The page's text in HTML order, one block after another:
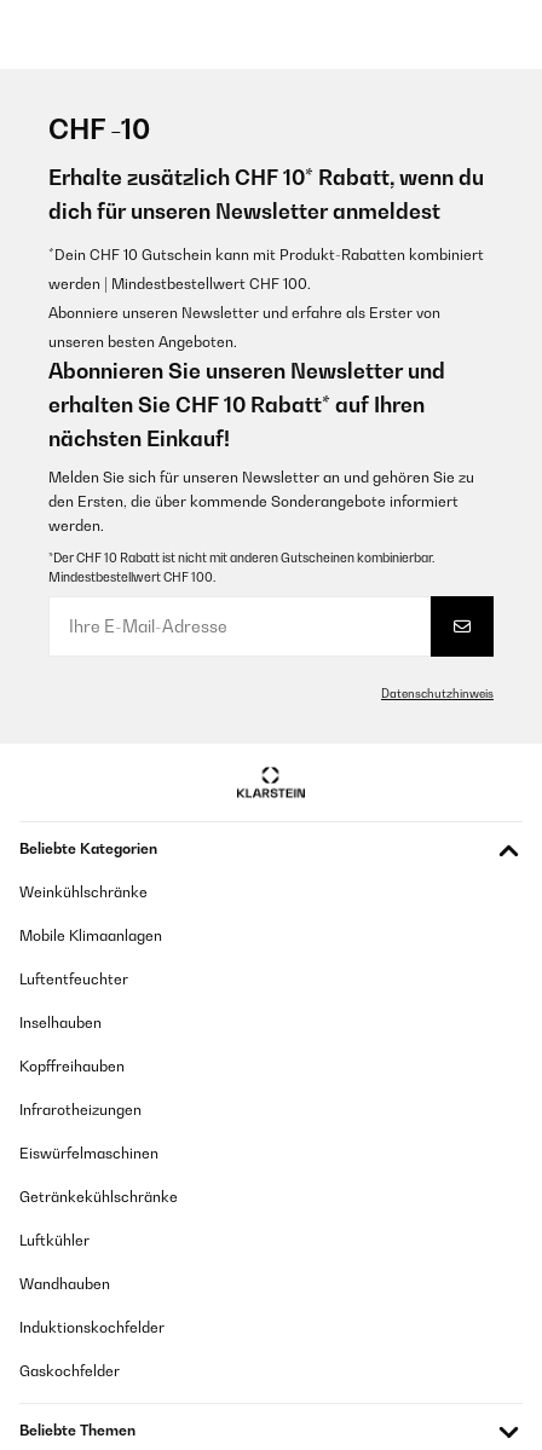
CHF -10
Erhalte zusätzlich CHF 10* Rabatt, wenn du
dich für unseren Newsletter anmeldest
*Dein CHF 10 Gutschein kann mit Produkt-Rabatten kombiniert
werden | Mindestbestellwert CHF 100.
Abonniere unseren Newsletter und erfahre als Erster von
unseren besten Angeboten.
Abonnieren Sie unseren Newsletter und
erhalten Sie CHF 10 Rabatt* auf Ihren
nächsten Einkauf!
Melden Sie sich für unseren Newsletter an und gehören Sie zu
den Ersten, die über kommende Sonderangebote informiert
werden.
*Der CHF 10 Rabatt ist nicht mit anderen Gutscheinen kombinierbar.
Mindestbestellwert CHF 100.
Datenschutzhinweis
Beliebte Kategorien
Weinkühlschränke
Mobile Klimaanlagen
Luftentfeuchter
Inselhauben
Kopffreihauben
Infrarotheizungen
Eiswürfelmaschinen
Getränkekühlschränke
Luftkühler
Wandhauben
Induktionskochfelder
Gaskochfelder
Beliebte Themen